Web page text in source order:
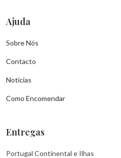
Ajuda
Sobre Nós
Contacto
Notícias
Como Encomendar
Entregas
Portugal Continental e Ilhas